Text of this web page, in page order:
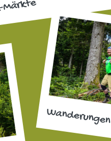
Wanderungen